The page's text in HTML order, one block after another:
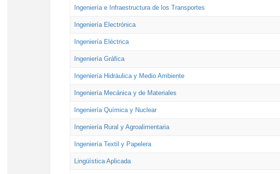
Ingeniería e Infraestructura de los Transportes
Ingeniería Electrónica
Ingeniería Eléctrica
Ingeniería Gráfica
Ingeniería Hidráulica y Medio Ambiente
Ingeniería Mecánica y de Materiales
Ingeniería Química y Nuclear
Ingeniería Rural y Agroalimentaria
Ingeniería Textil y Papelera
Lingüística Aplicada